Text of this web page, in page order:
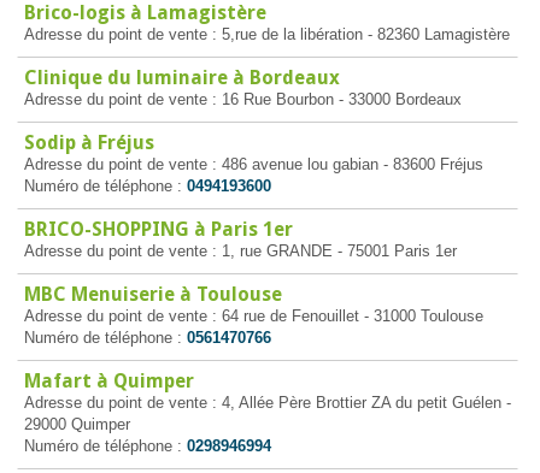
Brico-logis à Lamagistère
Adresse du point de vente : 5,rue de la libération - 82360 Lamagistère
Clinique du luminaire à Bordeaux
Adresse du point de vente : 16 Rue Bourbon - 33000 Bordeaux
Sodip à Fréjus
Adresse du point de vente : 486 avenue lou gabian - 83600 Fréjus
Numéro de téléphone : 0494193600
BRICO-SHOPPING à Paris 1er
Adresse du point de vente : 1, rue GRANDE - 75001 Paris 1er
MBC Menuiserie à Toulouse
Adresse du point de vente : 64 rue de Fenouillet - 31000 Toulouse
Numéro de téléphone : 0561470766
Mafart à Quimper
Adresse du point de vente : 4, Allée Père Brottier ZA du petit Guélen -
29000 Quimper
Numéro de téléphone : 0298946994